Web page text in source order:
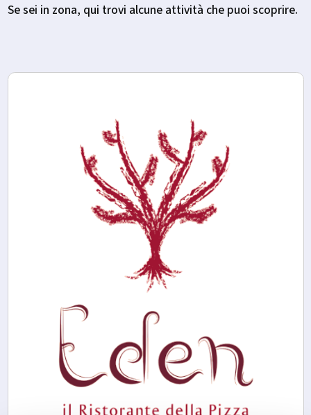
Se sei in zona, qui trovi alcune attività che puoi scoprire.